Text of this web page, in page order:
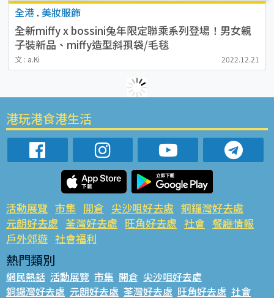
全港 . 美妝服飾
全新miffy x bossini兔年限定聯乘系列登場！男女親
子裝新品、miffy造型斜孭袋/毛毯
文 : a.Ki 2022.12.21
港玩港食港生活
活動展覽 市集 開倉 尖沙咀好去處 銅鑼灣好去處
元朗好去處 荃灣好去處 旺角好去處 社會 餐廳情報
戶外郊遊 社會福利
熱門類別
網民熱話 活動展覽 市集 開倉 尖沙咀好去處
銅鑼灣好去處 元朗好去處 荃灣好去處 旺角好去處 社會